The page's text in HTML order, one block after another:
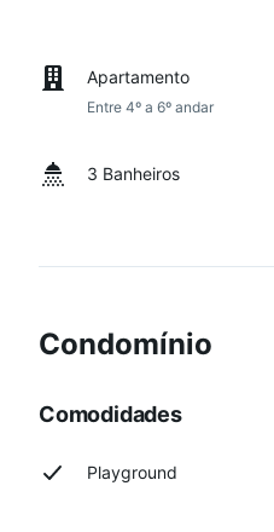
Apartamento
Entre 4º a 6º andar
3 Banheiros
Condomínio
Comodidades
Playground